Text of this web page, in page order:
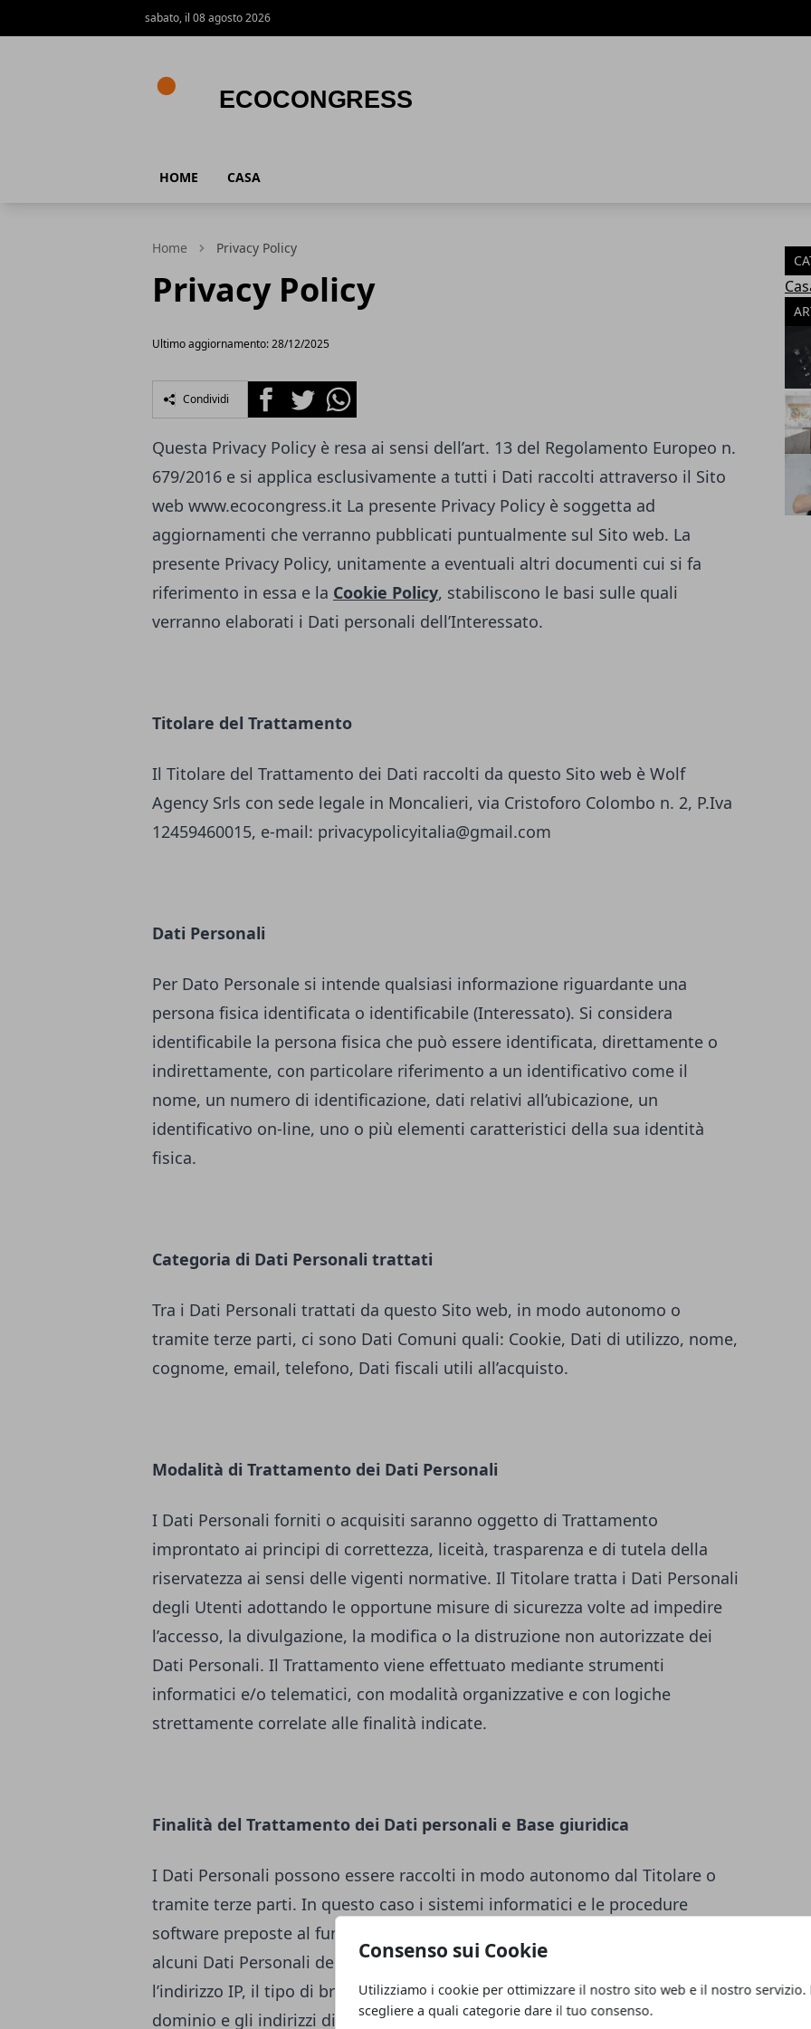
Consenso sui Cookie
Utilizziamo i cookie per ottimizzare il nostro sito web e il nostro servizio.
scegliere a quali categorie dare il tuo consenso.
sabato, il 08 agosto 2026
HOME CASA
Home Privacy Policy
Privacy Policy
Ultimo aggiornamento: 28/12/2025
Condividi FacebookTwitterWhatsapp
Questa Privacy Policy è resa ai sensi dell’art. 13 del Regolamento Europeo n.
679/2016 e si applica esclusivamente a tutti i Dati raccolti attraverso il Sito
web www.ecocongress.it La presente Privacy Policy è soggetta ad
aggiornamenti che verranno pubblicati puntualmente sul Sito web. La
presente Privacy Policy, unitamente a eventuali altri documenti cui si fa
riferimento in essa e la Cookie Policy, stabiliscono le basi sulle quali
verranno elaborati i Dati personali dell’Interessato.
Titolare del Trattamento
Il Titolare del Trattamento dei Dati raccolti da questo Sito web è Wolf
Agency Srls con sede legale in Moncalieri, via Cristoforo Colombo n. 2, P.Iva
12459460015, e-mail: privacypolicyitalia@gmail.com
Dati Personali
Per Dato Personale si intende qualsiasi informazione riguardante una
persona fisica identificata o identificabile (Interessato). Si considera
identificabile la persona fisica che può essere identificata, direttamente o
indirettamente, con particolare riferimento a un identificativo come il
nome, un numero di identificazione, dati relativi all’ubicazione, un
identificativo on-line, uno o più elementi caratteristici della sua identità
fisica.
Categoria di Dati Personali trattati
Tra i Dati Personali trattati da questo Sito web, in modo autonomo o
tramite terze parti, ci sono Dati Comuni quali: Cookie, Dati di utilizzo, nome,
cognome, email, telefono, Dati fiscali utili all’acquisto.
Modalità di Trattamento dei Dati Personali
I Dati Personali forniti o acquisiti saranno oggetto di Trattamento
improntato ai principi di correttezza, liceità, trasparenza e di tutela della
riservatezza ai sensi delle vigenti normative. Il Titolare tratta i Dati Personali
degli Utenti adottando le opportune misure di sicurezza volte ad impedire
l’accesso, la divulgazione, la modifica o la distruzione non autorizzate dei
Dati Personali. Il Trattamento viene effettuato mediante strumenti
informatici e/o telematici, con modalità organizzative e con logiche
strettamente correlate alle finalità indicate.
Finalità del Trattamento dei Dati personali e Base giuridica
I Dati Personali possono essere raccolti in modo autonomo dal Titolare o
tramite terze parti. In questo caso i sistemi informatici e le procedure
software preposte al funzionamento del presente Sito web acquisiscono
alcuni Dati Personali degli Utenti, di carattere tecnico-informatico (ad es.
l’indirizzo IP, il tipo di browser utilizzato, il sistema operativo, il nome di
dominio e gli indirizzi di siti web dai quali è stato effettuato l’accesso o